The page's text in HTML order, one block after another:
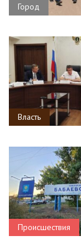
Город
Власть
Происшествия